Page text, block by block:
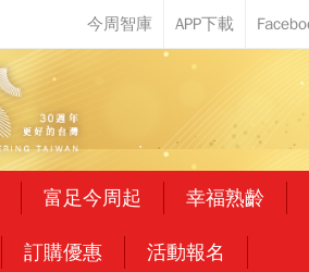
富足今周起 幸福熟齡
訂購優惠 活動報名